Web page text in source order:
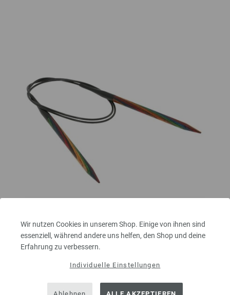
Wir nutzen Cookies in unserem Shop. Einige von ihnen sind
essenziell, während andere uns helfen, den Shop und deine
Erfahrung zu verbessern.
Individuelle Einstellungen
Ablehnen ALLE AKZEPTIEREN
Rundstricknadel Design-Holz Multicolor St. 6,0/80cm
Rundstricknadel Design-Holz Multicolor aus nachhaltigem Birkenholz
LANA GROSSA Stärke 6,0 Länge 80cm
9,95 € inkl. MwSt., zzgl.Versandkosten